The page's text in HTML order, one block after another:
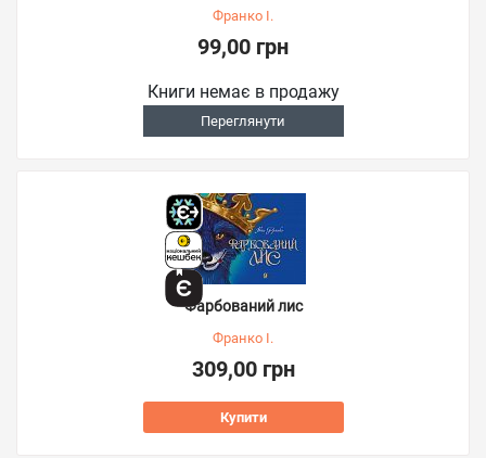
Франко І.
99,00 грн
Книги немає в продажу
Переглянути
Фарбований лис
Франко І.
309,00 грн
Купити